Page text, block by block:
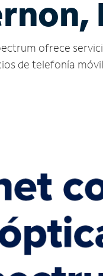
ofrece
de telefonía